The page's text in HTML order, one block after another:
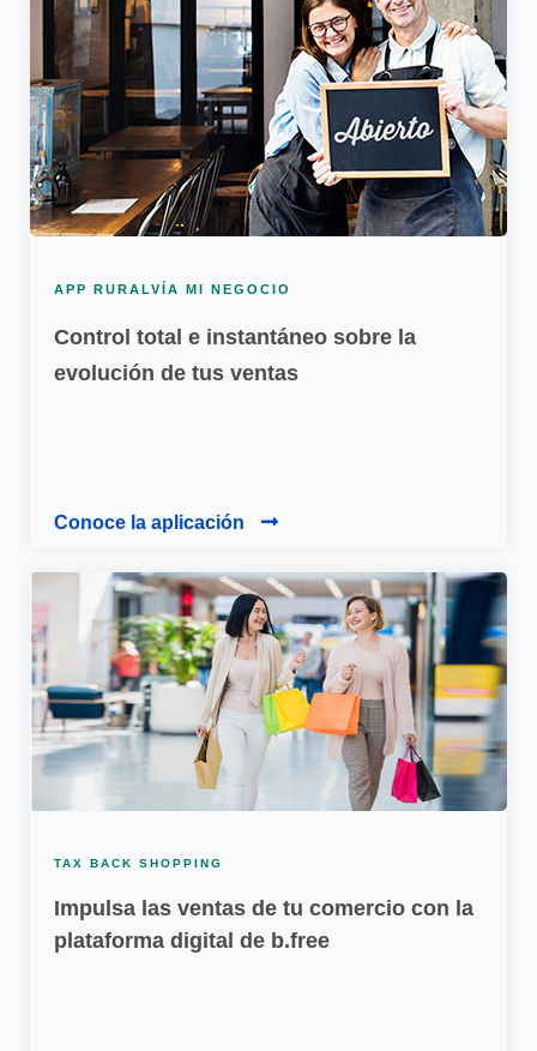
APP RURALVÍA MI NEGOCIO
Control total e instantáneo sobre la
evolución de tus ventas
Conoce la aplicación
TAX BACK SHOPPING
Impulsa las ventas de tu comercio con la
plataforma digital de b.free